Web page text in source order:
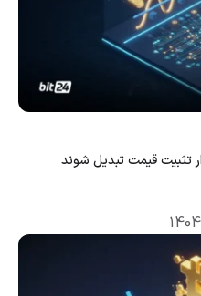
تثبیت قیمت تبدیل شوند